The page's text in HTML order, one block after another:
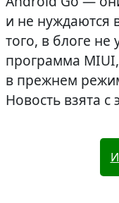
и не нуждаются
того, в блоге не
программа
в прежнем
Новость взята с